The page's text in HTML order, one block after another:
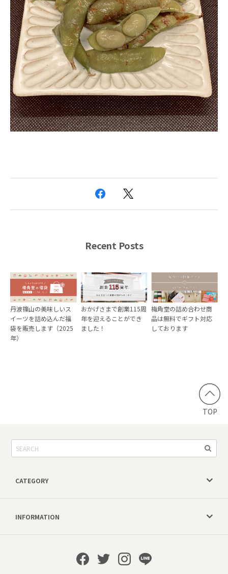
Recent Posts
丹波篠山の美味しいス
イーツを詰め込んだ福
袋を販売します（2025
年）
おかげさまで創業115周
年を迎えることができ
ました！
梅角堂の詰め合わせ商
品は無料でギフト対応
しております
TOP
CATEGORY
INFORMATION